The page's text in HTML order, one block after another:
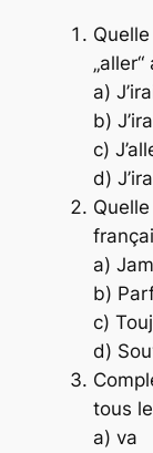
a)
b)
c)
d)
a)
b)
c)
d)
tous
a) va